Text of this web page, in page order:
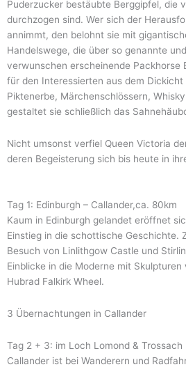
Puderzucker bestäubte Berggipfel, die
durchzogen sind. Wer sich der
annimmt, den belohnt sie mit
Handelswege, die über so genannte
verwunschen erscheinende Packhorse
für den Interessierten aus dem
Piktenerbe, Märchenschlössern,
gestaltet sie schließlich das
Nicht umsonst verfiel Queen Victoria
deren Begeisterung sich bis heute in
Tag 1: Edinburgh – Callander,ca. 80km
Kaum in Edinburgh gelandet eröffnet
Einstieg in die schottische Geschichte.
Besuch von Linlithgow Castle und
Einblicke in die Moderne mit Skulpturen
Hubrad Falkirk Wheel.
3 Übernachtungen in Callander
Tag 2 + 3: im Loch Lomond & Trossach
Callander ist bei Wanderern und